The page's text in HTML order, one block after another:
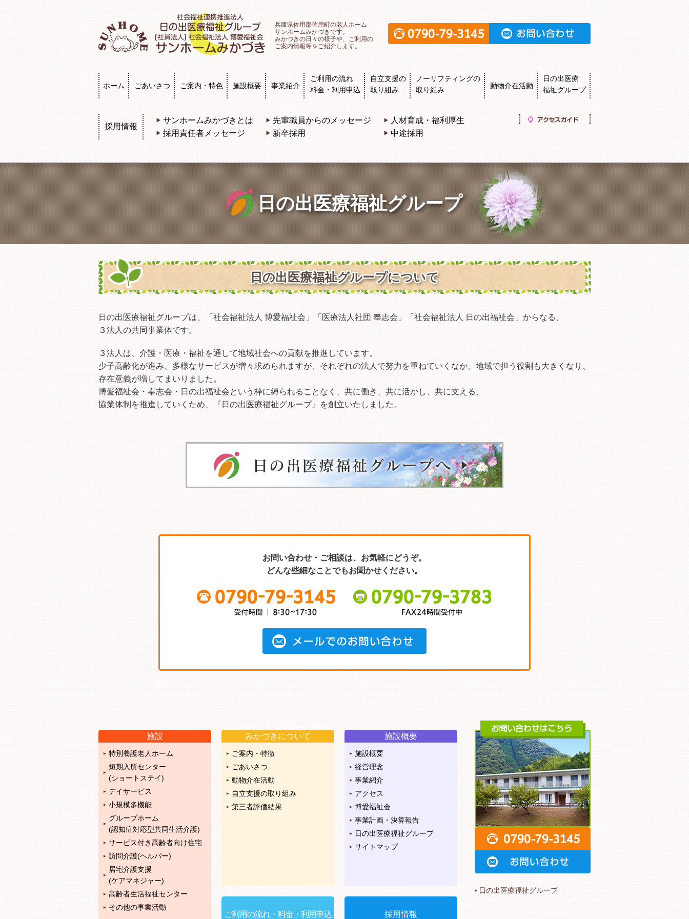
兵庫県佐用郡佐用町の老人ホーム
サンホームみかづきです。
みかづきの日々の様子や、ご利用の
ご案内情報等をご紹介します。
ホーム ごあいさつ ご案内・特色 施設概要 事業紹介
ご利用の流れ
料金・利用申込
自立支援の
取り組み
ノーリフティングの
取り組み
動物介在活動
日の出医療
福祉グループ
採用情報
サンホームみかづきとは
採用責任者メッセージ
先輩職員からのメッセージ
新卒採用
人材育成・福利厚生
中途採用
日の出医療福祉グループ
日の出医療福祉グループについて
日の出医療福祉グループは、「社会福祉法人 博愛福祉会」「医療法人社団 奉志会」「社会福祉法人 日の出福祉会」からなる、
３法人の共同事業体です。
３法人は、介護・医療・福祉を通して地域社会への貢献を推進しています。
少子高齢化が進み、多様なサービスが増々求められますが、それぞれの法人で努力を重ねていくなか、地域で担う役割も大きくなり、
存在意義が増してまいりました。
博愛福祉会・奉志会・日の出福祉会という枠に縛られることなく、共に働き、共に活かし、共に支える、
協業体制を推進していくため、『日の出医療福祉グループ』を創立いたしました。
お問い合わせ・ご相談は、お気軽にどうぞ。
どんな些細なことでもお聞かせください。
施設
特別養護老人ホーム
短期入所センター
(ショートステイ)
デイサービス
小規模多機能
グループホーム
(認知症対応型共同生活介護)
サービス付き高齢者向け住宅
訪問介護(ヘルパー)
居宅介護支援
(ケアマネジャー)
高齢者生活福祉センター
その他の事業活動
みかづきについて
ご案内・特徴
ごあいさつ
動物介在活動
自立支援の取り組み
第三者評価結果
ご利用の流れ・料金・利用申込
施設概要
施設概要
経営理念
事業紹介
アクセス
博愛福祉会
事業計画・決算報告
日の出医療福祉グループ
サイトマップ
採用情報
日の出医療福祉グループ